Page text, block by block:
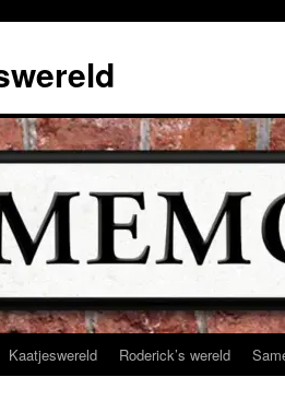
Kaatjeswereld Roderick’s wereld